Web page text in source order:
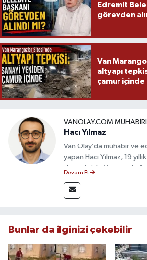
Edremit
görevden
Van
altyapı
çamur içinde
VANOLAY.COM MUHABIRI
Hacı Yılmaz
Van Olay’da muhabir ve
yapan Hacı Yılmaz, 19
deneyimiyle Van yerel
takip etmektedir.
Yılmaz, tarafsızlık,
bilgilendirmektedir.
Devam Et
Bunlar da ilginizi çekebilir